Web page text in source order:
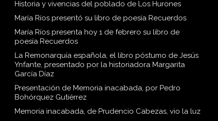
Historia y vivencias del poblado de Los Hurones
María Ríos presentó su libro de poesía Recuerdos
María Ríos presenta hoy 1 de febrero su libro de
poesía Recuerdos
La Remonarquía española, el libro póstumo de Jesús
Ynfante, presentado por la historiadora Margarita
García Díaz
Presentación de Memoria inacabada, por Pedro
Bohórquez Gutiérrez